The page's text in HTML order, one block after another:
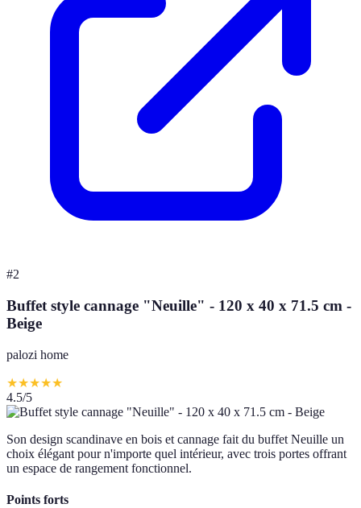
#2
Buffet style cannage "Neuille" - 120 x 40 x 71.5 cm -
Beige
palozi home
★★★★★
4.5/5
Son design scandinave en bois et cannage fait du buffet Neuille un
choix élégant pour n'importe quel intérieur, avec trois portes offrant
un espace de rangement fonctionnel.
Points forts